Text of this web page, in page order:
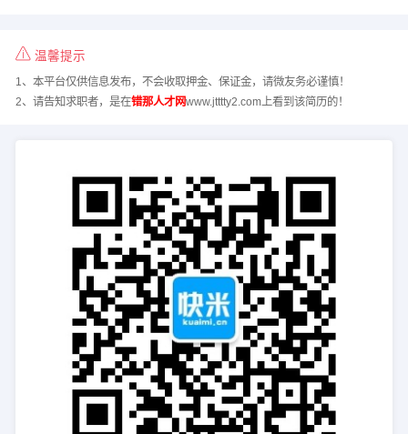
温馨提示
1、本平台仅供信息发布，不会收取押金、保证金，请微友务必谨慎！
2、请告知求职者，是在错那人才网www.jtttty2.com上看到该简历的！